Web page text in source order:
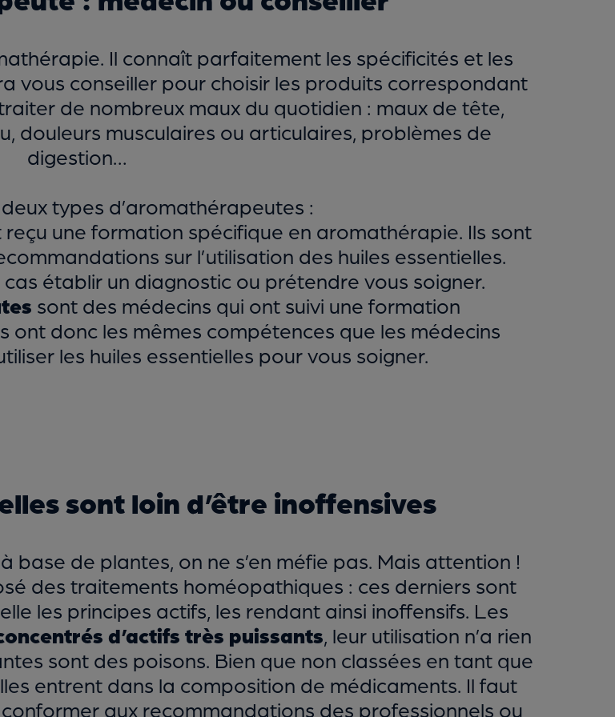
Il connaît parfaitement les spécificités et les
vous conseiller pour choisir les produits correspondant
de nombreux maux du quotidien : maux de tête,
douleurs musculaires ou articulaires, problèmes de
digestion…
deux types d’aromathérapeutes :
reçu une formation spécifique en aromathérapie. Ils sont
sur l’utilisation des huiles essentielles.
établir un diagnostic ou prétendre vous soigner.
sont des médecins qui ont suivi une formation
donc les mêmes compétences que les médecins
les huiles essentielles pour vous soigner.
sont loin d’être inoffensives
base de plantes, on ne s’en méfie pas. Mais attention !
des traitements homéopathiques : ces derniers sont
les principes actifs, les rendant ainsi inoffensifs. Les
d’actifs très puissants , leur utilisation n’a rien
sont des poisons. Bien que non classées en tant que
entrent dans la composition de médicaments. Il faut
aux recommandations des professionnels ou